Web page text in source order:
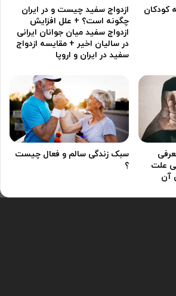
کودکان
ازدواج سفید چیست و در ایران
چگونه است؟ + علل افزایش
ازدواج سفید میان جوانان ایرانی
در سالیان اخیر + مقایسه ازدواج
سفید در ایران و اروپا
علت
آن
سبک زندگی سالم و فعال چیست
؟